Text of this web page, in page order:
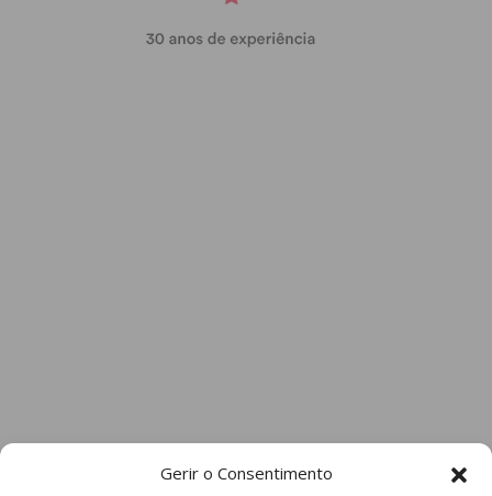
Gerir o Consentimento